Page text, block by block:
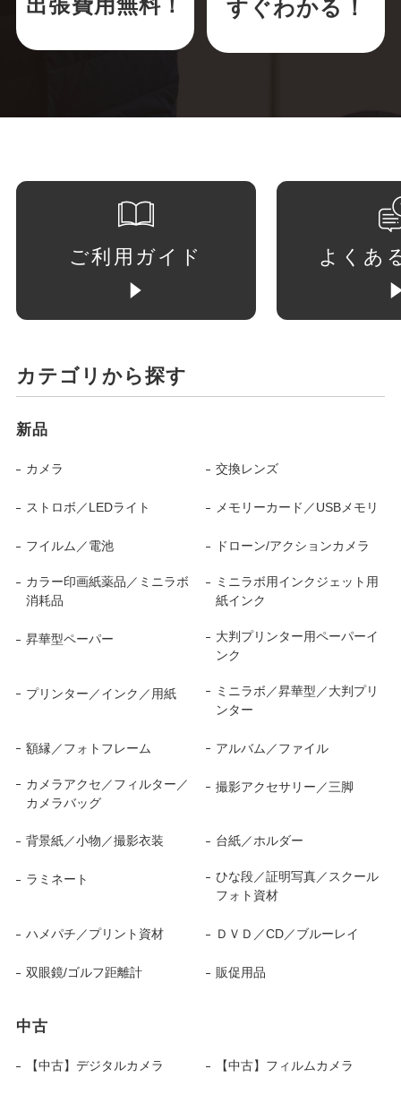
出張費用無料！ すぐわかる！
ご利用ガイド よくあ
カテゴリから探す
新品
カメラ 交換レンズ
ストロボ／LEDライト メモリーカード／USBメモリ
フイルム／電池 ドローン/アクションカメラ
カラー印画紙薬品／ミニラボ
消耗品
ミニラボ用インクジェット用
紙インク
昇華型ペーパー
大判プリンター用ペーパーイ
ンク
プリンター／インク／用紙
ミニラボ／昇華型／大判プリ
ンター
額縁／フォトフレーム アルバム／ファイル
カメラアクセ／フィルター／
カメラバッグ
撮影アクセサリー／三脚
背景紙／小物／撮影衣装 台紙／ホルダー
ラミネート
ひな段／証明写真／スクール
フォト資材
ハメパチ／プリント資材 ＤＶＤ／CD／ブルーレイ
双眼鏡/ゴルフ距離計 販促用品
中古
【中古】デジタルカメラ 【中古】フィルムカメラ